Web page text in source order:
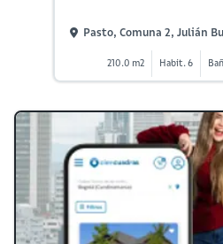
Pasto, Comuna 2, Julián
210.0 m2 Habit. 6